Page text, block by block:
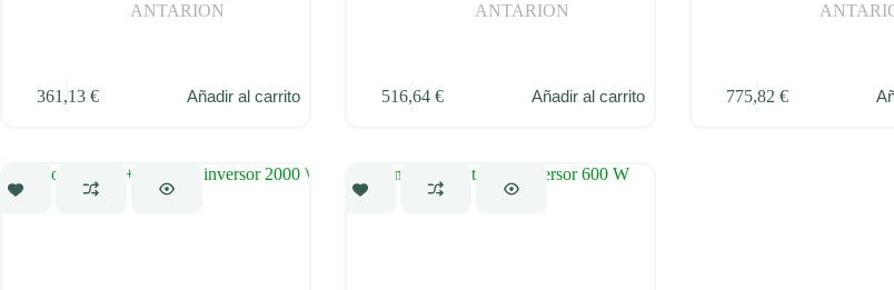
ANTARION
361,13 € Añadir al carrito
ANTARION
516,64 € Añadir al carrito 775,82 €